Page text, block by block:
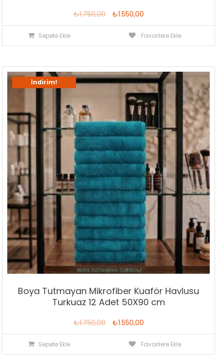
₺1.750,00
Orijinal
fiyat:
₺1.750,00.
₺1.550,00Şu
andaki
fiyat:
Sepete Ekle Favorilere Ekle
İndirim!
Boya Tutmayan Mikrofiber Kuaför Havlusu
Turkuaz 12 Adet 50X90 cm
₺1.750,00
Orijinal
fiyat:
₺1.750,00.
₺1.550,00Şu
andaki
fiyat:
Sepete Ekle Favorilere Ekle